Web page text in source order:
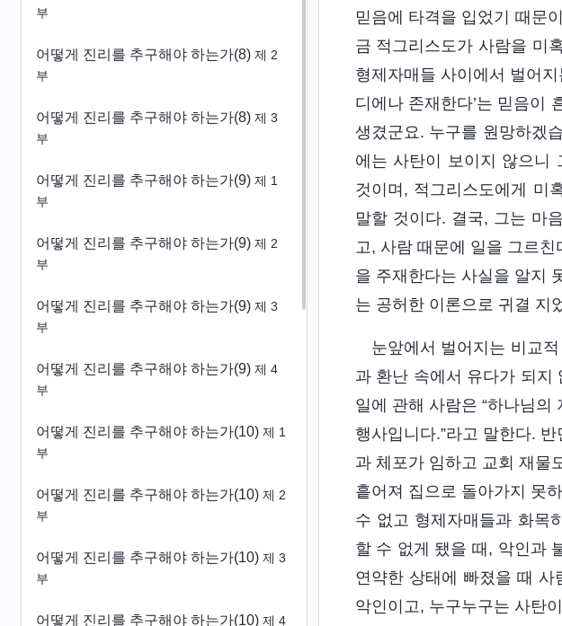
부
어떻게 진리를 추구해야 하는가(8) 제 2
부
어떻게 진리를 추구해야 하는가(8) 제 3
부
어떻게 진리를 추구해야 하는가(9) 제 1
부
어떻게 진리를 추구해야 하는가(9) 제 2
부
어떻게 진리를 추구해야 하는가(9) 제 3
부
어떻게 진리를 추구해야 하는가(9) 제 4
부
어떻게 진리를 추구해야 하는가(10) 제 1
부
어떻게 진리를 추구해야 하는가(10) 제 2
부
어떻게 진리를 추구해야 하는가(10) 제 3
부
어떻게 진리를 추구해야 하는가(10) 제 4
믿음에 타격을 입었기 때문
금 적그리스도가 사람을 미
형제자매들 사이에서 벌어
디에나 존재한다’는 믿음이
생겼군요. 누구를 원망하겠
에는 사탄이 보이지 않으니
것이며, 적그리스도에게 미
말할 것이다. 결국, 그는 마
고, 사람 때문에 일을 그르
을 주재한다는 사실을 알지
는 공허한 이론으로 귀결 지
눈앞에서 벌어지는 비교
과 환난 속에서 유다가 되지
일에 관해 사람은 “하나님
행사입니다.”라고 말한다.
과 체포가 임하고 교회 재물
흩어져 집으로 돌아가지 못
수 없고 형제자매들과 화목
할 수 없게 됐을 때, 악인과
연약한 상태에 빠졌을 때 사
악인이고, 누구누구는 사탄